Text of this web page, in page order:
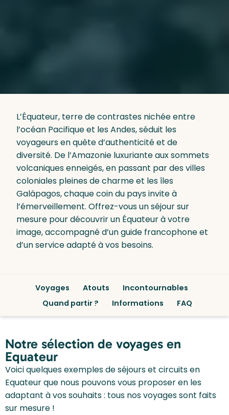
L’Équateur, terre de contrastes nichée entre
l’océan Pacifique et les Andes, séduit les
voyageurs en quête d’authenticité et de
diversité. De l’Amazonie luxuriante aux sommets
volcaniques enneigés, en passant par des villes
coloniales pleines de charme et les îles
Galápagos, chaque coin du pays invite à
l’émerveillement. Offrez-vous un séjour sur
mesure pour découvrir un Équateur à votre
image, accompagné d’un guide francophone et
d’un service adapté à vos besoins.
Voyages Atouts
Incontournables
Quand partir ?
Informations FAQ
Notre sélection de voyages en
Equateur
Voici quelques exemples de séjours et circuits en
Equateur que nous pouvons vous proposer en les
adaptant à vos souhaits : tous nos voyages sont faits
sur mesure !